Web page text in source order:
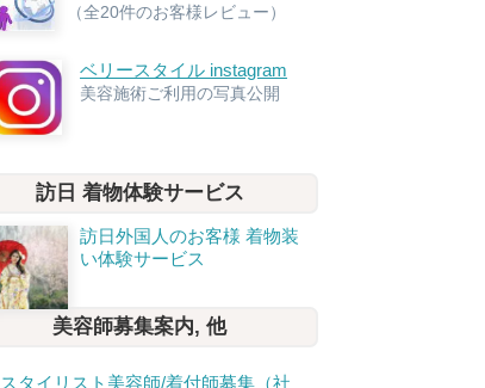
（全20件のお客様レビュー）
ベリースタイル instagram
美容施術ご利用の写真公開
訪日 着物体験サービス
訪日外国人のお客様 着物装
い体験サービス
美容師募集案内, 他
スタイリスト美容師/着付師募集（社